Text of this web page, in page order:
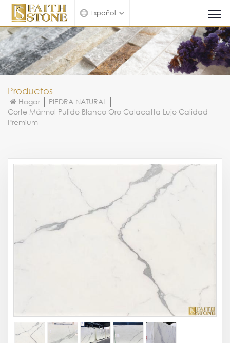
Español
Productos
Hogar
PIEDRA NATURAL
Corte Mármol Pulido Blanco Oro Calacatta Lujo Calidad
Premium